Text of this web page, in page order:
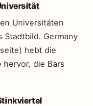
Universitäten
Stadtbild. Germany
hebt die
hervor, die Bars